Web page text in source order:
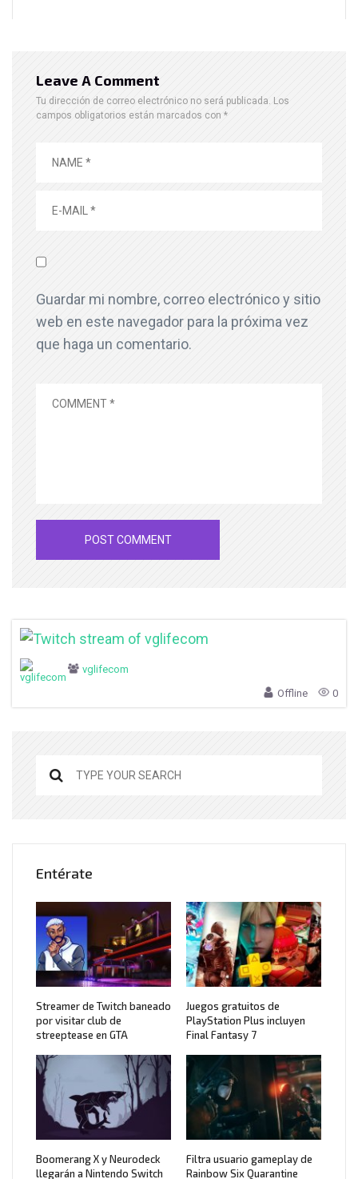
Leave A Comment
Tu dirección de correo electrónico no será publicada. Los
campos obligatorios están marcados con *
Guardar mi nombre, correo electrónico y sitio
web en este navegador para la próxima vez
que haga un comentario.
vglifecom
Offline 0
Entérate
Streamer de Twitch baneado
por visitar club de
streeptease en GTA
Juegos gratuitos de
PlayStation Plus incluyen
Final Fantasy 7
Boomerang X y Neurodeck
llegarán a Nintendo Switch
Filtra usuario gameplay de
Rainbow Six Quarantine